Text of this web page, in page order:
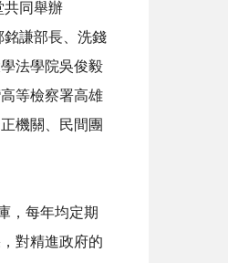
共同舉辦
銘謙部長、洗錢
法學院吳俊毅
等檢察署高雄
機關、民間團
，每年均定期
對精進政府的